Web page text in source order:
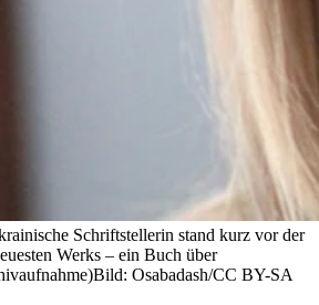
Schriftstellerin stand kurz vor der
Werks – ein Buch über
Bild: Osabadash/CC BY-SA